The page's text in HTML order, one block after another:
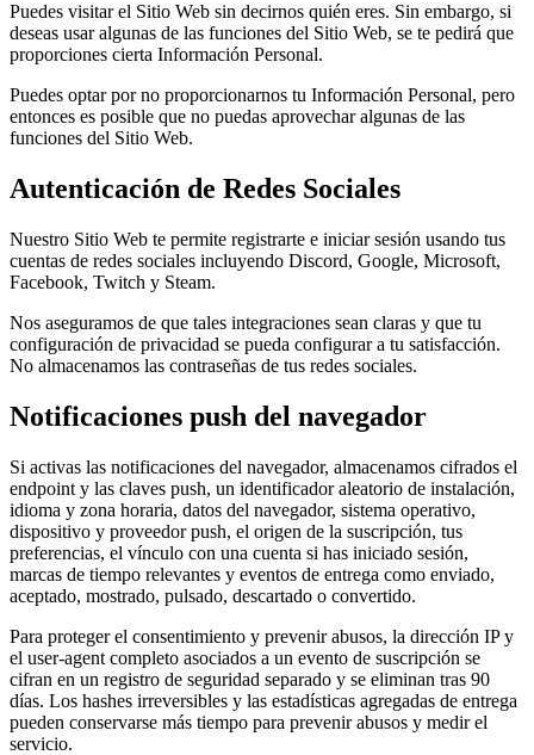
Puedes visitar el Sitio Web sin decirnos quién eres. Sin embargo, si
deseas usar algunas de las funciones del Sitio Web, se te pedirá que
proporciones cierta Información Personal.
Puedes optar por no proporcionarnos tu Información Personal, pero
entonces es posible que no puedas aprovechar algunas de las
funciones del Sitio Web.
Autenticación de Redes Sociales
Nuestro Sitio Web te permite registrarte e iniciar sesión usando tus
cuentas de redes sociales incluyendo Discord, Google, Microsoft,
Facebook, Twitch y Steam.
Nos aseguramos de que tales integraciones sean claras y que tu
configuración de privacidad se pueda configurar a tu satisfacción.
No almacenamos las contraseñas de tus redes sociales.
Notificaciones push del navegador
Si activas las notificaciones del navegador, almacenamos cifrados el
endpoint y las claves push, un identificador aleatorio de instalación,
idioma y zona horaria, datos del navegador, sistema operativo,
dispositivo y proveedor push, el origen de la suscripción, tus
preferencias, el vínculo con una cuenta si has iniciado sesión,
marcas de tiempo relevantes y eventos de entrega como enviado,
aceptado, mostrado, pulsado, descartado o convertido.
Para proteger el consentimiento y prevenir abusos, la dirección IP y
el user-agent completo asociados a un evento de suscripción se
cifran en un registro de seguridad separado y se eliminan tras 90
días. Los hashes irreversibles y las estadísticas agregadas de entrega
pueden conservarse más tiempo para prevenir abusos y medir el
servicio.